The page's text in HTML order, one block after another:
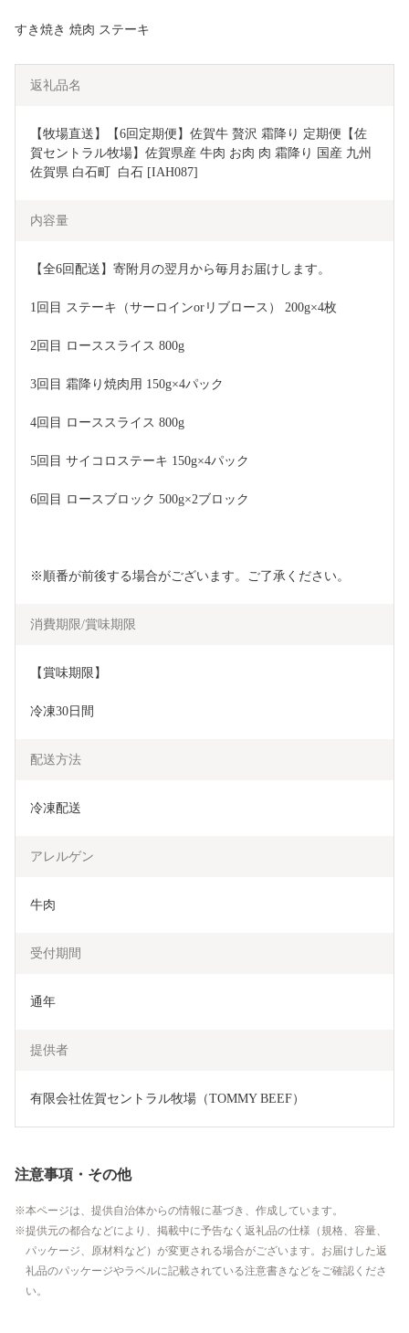
すき焼き 焼肉 ステーキ
返礼品名
【牧場直送】【6回定期便】佐賀牛 贅沢 霜降り 定期便【佐
賀セントラル牧場】佐賀県産 牛肉 お肉 肉 霜降り 国産 九州
佐賀県 白石町  白石 [IAH087]
内容量
【全6回配送】寄附月の翌月から毎月お届けします。
1回目 ステーキ（サーロインorリブロース） 200g×4枚
2回目 ローススライス 800g
3回目 霜降り焼肉用 150g×4パック
4回目 ローススライス 800g
5回目 サイコロステーキ 150g×4パック
6回目 ロースブロック 500g×2ブロック
※順番が前後する場合がございます。ご了承ください。
消費期限/賞味期限
【賞味期限】
冷凍30日間
配送方法
冷凍配送
アレルゲン
牛肉
受付期間
通年
提供者
有限会社佐賀セントラル牧場（TOMMY BEEF）
注意事項・その他
本ページは、提供自治体からの情報に基づき、作成しています。
提供元の都合などにより、掲載中に予告なく返礼品の仕様（規格、容量、
パッケージ、原材料など）が変更される場合がございます。お届けした返
礼品のパッケージやラベルに記載されている注意書きなどをご確認くださ
い。